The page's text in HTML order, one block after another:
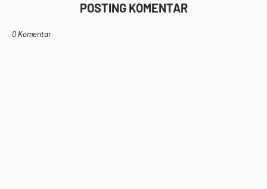
POSTING KOMENTAR
0 Komentar